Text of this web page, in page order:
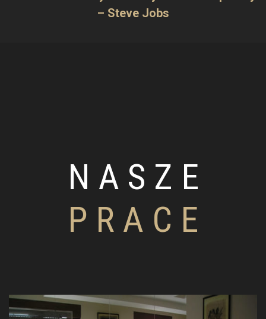
– Steve Jobs
N A S Z E
P R A C E